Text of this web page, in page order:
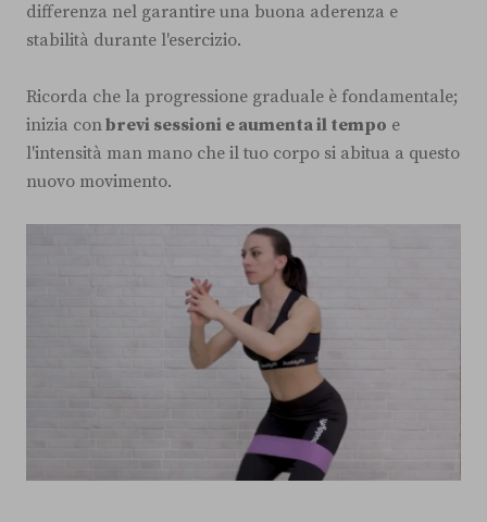
differenza nel garantire una buona aderenza e
stabilità durante l'esercizio.
Ricorda che la progressione graduale è fondamentale;
inizia conbrevi sessioni e aumenta il tempo e
l'intensità man mano che il tuo corpo si abitua a questo
nuovo movimento.